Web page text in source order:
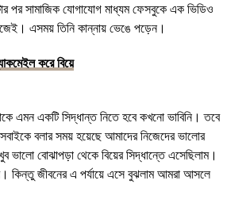
পর সামাজিক যোগাযোগ মাধ্যম ফেসবুকে এক ভিডিও
এসময় তিনি কান্নায় ভেঙে পড়েন।
করে বিয়ে
এমন একটি সিদ্ধান্ত নিতে হবে কখনো ভাবিনি। তবে
বলার সময় হয়েছে আমাদের নিজেদের ভালোর
বোঝাপড়া থেকে বিয়ের সিদ্ধান্তে এসেছিলাম।
কিন্তু জীবনের এ পর্যায়ে এসে বুঝলাম আমরা আসলে